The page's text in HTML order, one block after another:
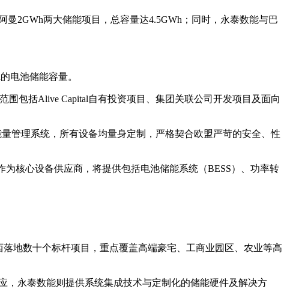
2GWh两大储能项目，总容量达4.5GWh；同时，永泰数能与巴
电池储能容量。
围包括Alive Capital自有投资项目、集团关联公司开发项目及面向
管理系统，所有设备均量身定制，严格契合欧盟严苛的安全、性
核心设备供应商，将提供包括电池储能系统（BESS）、功率转
地数十个标杆项目，重点覆盖高端豪宅、工商业园区、农业等高
，永泰数能则提供系统集成技术与定制化的储能硬件及解决方